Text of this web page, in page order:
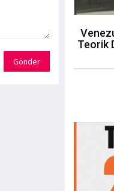
Gönder
Teorik